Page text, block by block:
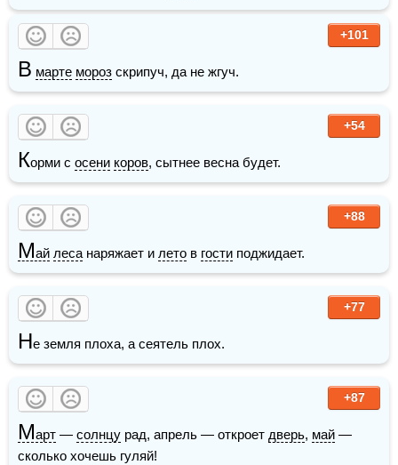
+101
В марте мороз скрипуч, да не жгуч.
+54
Корми с осени коров, сытнее весна будет.
+88
Май леса наряжает и лето в гости поджидает.
+77
Не земля плоха, а сеятель плох.
+87
Март — солнцу рад, апрель — откроет дверь, май —
сколько хочешь гуляй!